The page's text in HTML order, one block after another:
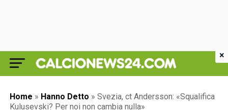
Home » Hanno Detto » Svezia, ct Andersson: «Squalifica
Kulusevski? Per noi non cambia nulla»
×